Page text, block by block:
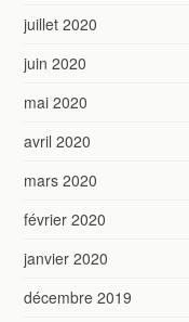
juillet 2020
juin 2020
mai 2020
avril 2020
mars 2020
février 2020
janvier 2020
décembre 2019